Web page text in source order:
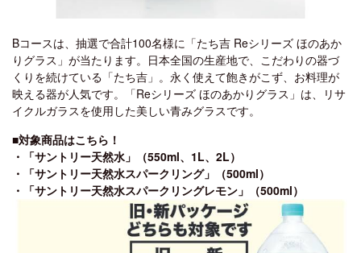
Bコースは、抽選で合計100名様に「たち吉 Reシリーズ ほのあか
りグラス」が当たります。日本全国の生産地で、こだわりの器づ
くりを続けている「たち吉」。永く使えて飽きがこず、お料理が
映える器が人気です。「Reシリーズ ほのあかりグラス」は、リサ
イクルガラスを使用した美しい青みグラスです。
■対象商品はこちら！
・「サントリー天然水」（550ml、1L、2L）
・「サントリー天然水スパークリング」（500ml）
・「サントリー天然水スパークリングレモン」（500ml）